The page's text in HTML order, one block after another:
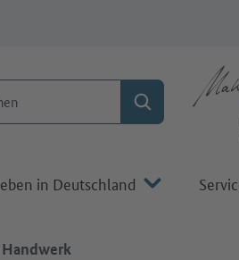
Suchen Zur
in Deutschland